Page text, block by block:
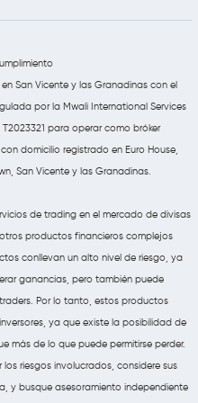
San Vicente y las Granadinas con el
por la Mwali International Services
para operar como bróker
domicilio registrado en Euro House,
San Vicente y las Granadinas.
de trading en el mercado de divisas
productos financieros complejos
conllevan un alto nivel de riesgo, ya
ganancias, pero también puede
Por lo tanto, estos productos
ya que existe la posibilidad de
más de lo que puede permitirse perder.
riesgos involucrados, considere sus
y busque asesoramiento independiente